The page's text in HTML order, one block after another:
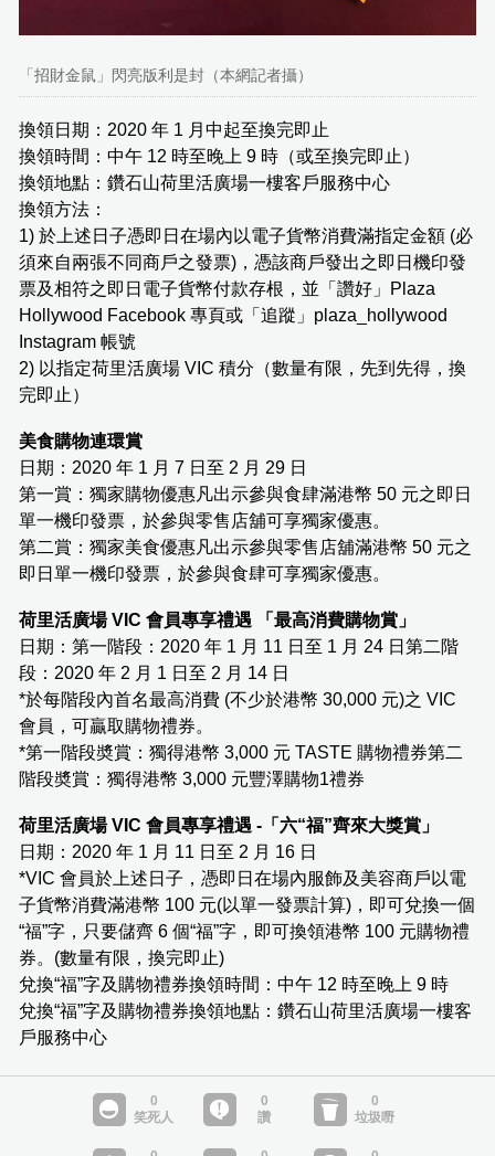
「招財金鼠」閃亮版利是封（本網記者攝）
換領日期：2020 年 1 月中起至換完即止
換領時間：中午 12 時至晚上 9 時（或至換完即止）
換領地點：鑽石山荷里活廣場一樓客戶服務中心
換領方法：
1) 於上述日子憑即日在場內以電子貨幣消費滿指定金額 (必
須來自兩張不同商戶之發票)，憑該商戶發出之即日機印發
票及相符之即日電子貨幣付款存根，並「讚好」Plaza
Hollywood Facebook 專頁或「追蹤」plaza_hollywood
Instagram 帳號
2) 以指定荷里活廣場 VIC 積分（數量有限，先到先得，換
完即止）
美食購物連環賞
日期：2020 年 1 月 7 日至 2 月 29 日
第一賞：獨家購物優惠凡出示參與食肆滿港幣 50 元之即日
單一機印發票，於參與零售店舖可享獨家優惠。
第二賞：獨家美食優惠凡出示參與零售店舖滿港幣 50 元之
即日單一機印發票，於參與食肆可享獨家優惠。
荷里活廣場 VIC 會員專享禮遇 「最高消費購物賞」
日期：第一階段：2020 年 1 月 11 日至 1 月 24 日第二階
段：2020 年 2 月 1 日至 2 月 14 日
*於每階段內首名最高消費 (不少於港幣 30,000 元)之 VIC
會員，可贏取購物禮券。
*第一階段奬賞：獨得港幣 3,000 元 TASTE 購物禮券第二
階段奬賞：獨得港幣 3,000 元豐澤購物1禮券
荷里活廣場 VIC 會員專享禮遇 -「六“福”齊來大獎賞」
日期：2020 年 1 月 11 日至 2 月 16 日
*VIC 會員於上述日子，憑即日在場內服飾及美容商戶以電
子貨幣消費滿港幣 100 元(以單一發票計算)，即可兌換一個
“福”字，只要儲齊 6 個“福”字，即可換領港幣 100 元購物禮
券。(數量有限，換完即止)
兌換“福”字及購物禮券換領時間：中午 12 時至晚上 9 時
兌換“福”字及購物禮券換領地點：鑽石山荷里活廣場一樓客
戶服務中心